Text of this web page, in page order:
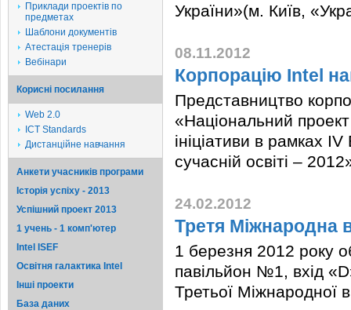
Приклади проектів по
предметах
Шаблони документів
Атестація тренерів
Вебінари
Корисні посилання
Web 2.0
ICT Standards
Дистанційне навчання
Анкети учасників програми
Історія успіху - 2013
Успішний проект 2013
1 учень - 1 комп'ютер
Intel ISEF
Освітня галактика Intel
Iншi проекти
База даних
України»(м. Київ,
08.11.2012
Корпорацію Intel
Представництво
«Національний проект
ініціативи в рамках
сучасній освіті –
24.02.2012
Третя Міжнародна
1 березня 2012 року
павільйон №1, вхід
Третьої